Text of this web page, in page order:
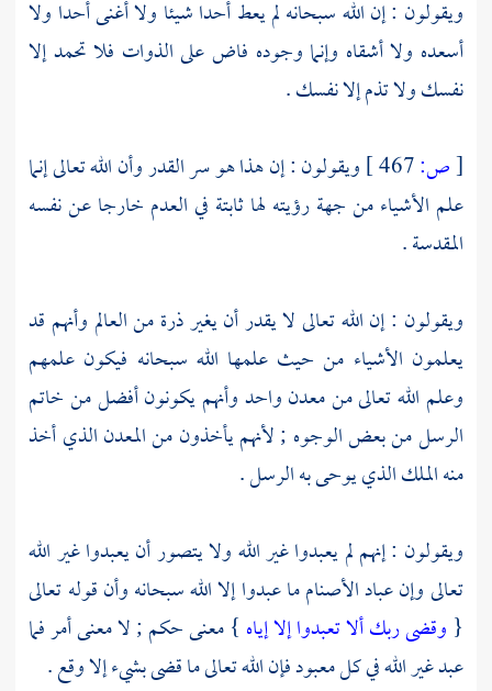
ويقولون : إن الله سبحانه لم يعط أحدا شيئا ولا أغنى أحدا ولا
أسعده ولا أشقاه وإنما وجوده فاض على الذوات فلا تحمد إلا
نفسك ولا تذم إلا نفسك .
[ص:
ويقولون : إن هذا هو سر القدر وأن الله تعالى إنما
علم الأشياء من جهة رؤيته لها ثابتة في العدم خارجا عن نفسه
المقدسة .
ويقولون : إن الله تعالى لا يقدر أن يغير ذرة من العالم وأنهم قد
يعلمون الأشياء من حيث علمها الله سبحانه فيكون علمهم
وعلم الله تعالى من معدن واحد وأنهم يكونون أفضل من خاتم
الرسل من بعض الوجوه ; لأنهم يأخذون من المعدن الذي أخذ
منه الملك الذي يوحى به الرسل .
ويقولون : إنهم لم يعبدوا غير الله ولا يتصور أن يعبدوا غير الله
تعالى وإن عباد الأصنام ما عبدوا إلا الله سبحانه وأن قوله تعالى
{ وقضى ربك ألا تعبدوا إلا إياه } معنى حكم ; لا معنى أمر فما
عبد غير الله في كل معبود فإن الله تعالى ما قضى بشيء إلا وقع .